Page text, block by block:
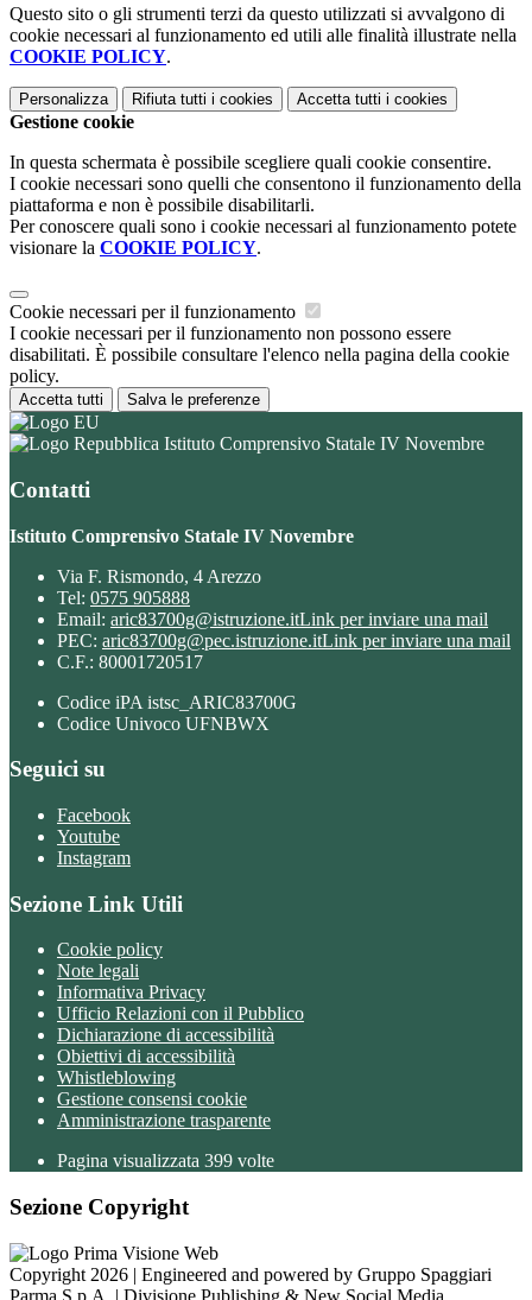
Questo sito o gli strumenti terzi da questo utilizzati si avvalgono di
cookie necessari al funzionamento ed utili alle finalità illustrate nella
COOKIE POLICY.
Personalizza Rifiuta tutti i cookies Accetta tutti i cookies
Gestione cookie
In questa schermata è possibile scegliere quali cookie consentire.
I cookie necessari sono quelli che consentono il funzionamento della
piattaforma e non è possibile disabilitarli.
Per conoscere quali sono i cookie necessari al funzionamento potete
visionare la COOKIE POLICY.
Cookie necessari per il funzionamento
I cookie necessari per il funzionamento non possono essere
disabilitati. È possibile consultare l'elenco nella pagina della cookie
policy.
Accetta tutti Salva le preferenze
Istituto Comprensivo Statale IV Novembre
Contatti
Istituto Comprensivo Statale IV Novembre
Via F. Rismondo, 4 Arezzo
Tel: 0575 905888
Email: aric83700g@istruzione.itLink per inviare una mail
PEC: aric83700g@pec.istruzione.itLink per inviare una mail
C.F.: 80001720517
Codice iPA istsc_ARIC83700G
Codice Univoco UFNBWX
Seguici su
Facebook
Youtube
Instagram
Sezione Link Utili
Cookie policy
Note legali
Informativa Privacy
Ufficio Relazioni con il Pubblico
Dichiarazione di accessibilità
Obiettivi di accessibilità
Whistleblowing
Gestione consensi cookie
Amministrazione trasparente
Pagina visualizzata 399 volte
Sezione Copyright
Copyright 2026 | Engineered and powered by Gruppo Spaggiari
Parma S.p.A. | Divisione Publishing & New Social Media